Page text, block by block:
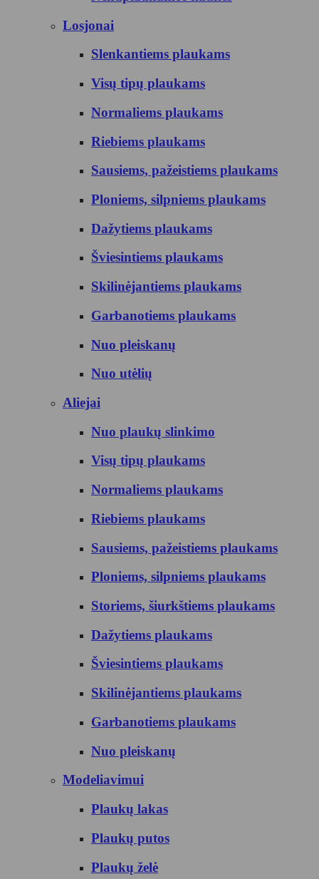
Losjonai
Slenkantiems plaukams
Visų tipų plaukams
Normaliems plaukams
Riebiems plaukams
Sausiems, pažeistiems plaukams
Ploniems, silpniems plaukams
Dažytiems plaukams
Šviesintiems plaukams
Skilinėjantiems plaukams
Garbanotiems plaukams
Nuo pleiskanų
Nuo utėlių
Aliejai
Nuo plaukų slinkimo
Visų tipų plaukams
Normaliems plaukams
Riebiems plaukams
Sausiems, pažeistiems plaukams
Ploniems, silpniems plaukams
Storiems, šiurkštiems plaukams
Dažytiems plaukams
Šviesintiems plaukams
Skilinėjantiems plaukams
Garbanotiems plaukams
Nuo pleiskanų
Modeliavimui
Plaukų lakas
Plaukų putos
Plaukų želė